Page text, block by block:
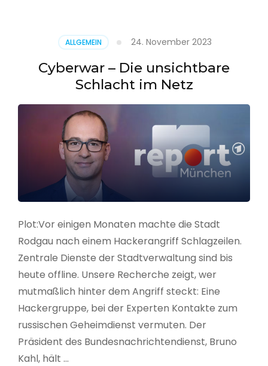
ALLGEMEIN 24. November 2023
Cyberwar – Die unsichtbare
Schlacht im Netz
Plot:Vor einigen Monaten machte die Stadt
Rodgau nach einem Hackerangriff Schlagzeilen.
Zentrale Dienste der Stadtverwaltung sind bis
heute offline. Unsere Recherche zeigt, wer
mutmaßlich hinter dem Angriff steckt: Eine
Hackergruppe, bei der Experten Kontakte zum
russischen Geheimdienst vermuten. Der
Präsident des Bundesnachrichtendienst, Bruno
Kahl, hält …